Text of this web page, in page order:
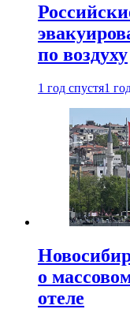
по воздуху
1 год спустя1
о
отеле